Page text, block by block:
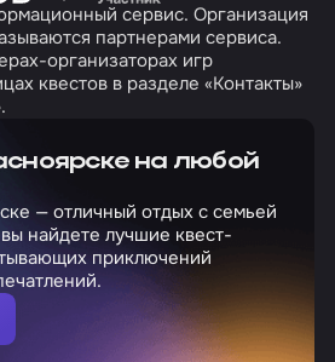
сервис. Организация
партнерами сервиса.
организаторах игр
квестов в разделе «Контакты»
на любой
— отличный отдых с семьей
найдете лучшие квест-
приключений